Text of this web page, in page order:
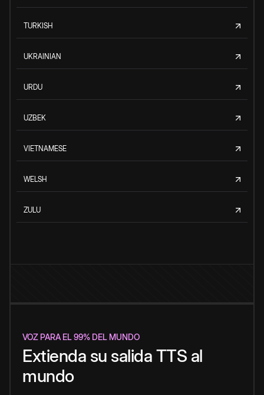
TURKISH
UKRAINIAN
URDU
UZBEK
VIETNAMESE
WELSH
ZULU
VOZ PARA EL 99% DEL MUNDO
Extienda su salida TTS al
mundo